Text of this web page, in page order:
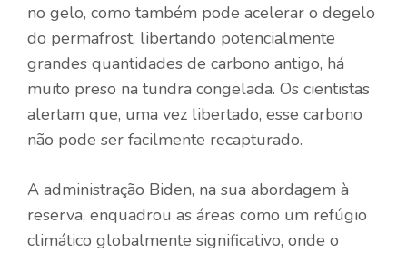
no gelo, como também pode acelerar o degelo
do permafrost, libertando potencialmente
grandes quantidades de carbono antigo, há
muito preso na tundra congelada. Os cientistas
alertam que, uma vez libertado, esse carbono
não pode ser facilmente recapturado.
A administração Biden, na sua abordagem à
reserva, enquadrou as áreas como um refúgio
climático globalmente significativo, onde o